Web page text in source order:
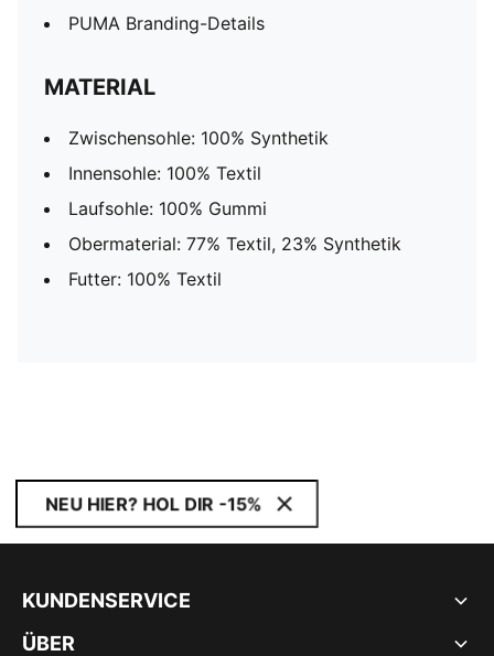
PUMA Branding-Details
MATERIAL
Zwischensohle: 100% Synthetik
Innensohle: 100% Textil
Laufsohle: 100% Gummi
Obermaterial: 77% Textil, 23% Synthetik
Futter: 100% Textil
NEU HIER? HOL DIR -15%
KUNDENSERVICE
ÜBER